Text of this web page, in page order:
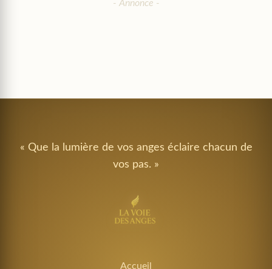
« Que la lumière de vos anges éclaire chacun de
vos pas. »
Accueil